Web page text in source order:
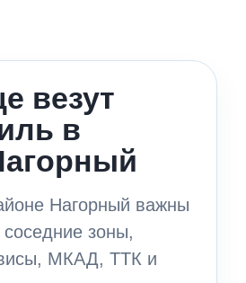
везут
в
Нагорный важны
зоны,
МКАД, ТТК и